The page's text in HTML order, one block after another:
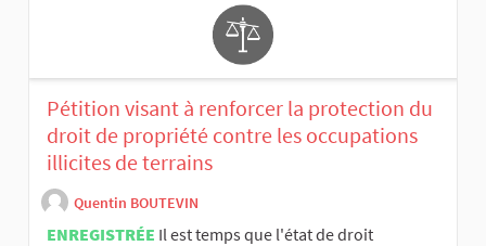
Pétition visant à renforcer la protection du
droit de propriété contre les occupations
illicites de terrains
Quentin BOUTEVIN
ENREGISTRÉE Il est temps que l'état de droit